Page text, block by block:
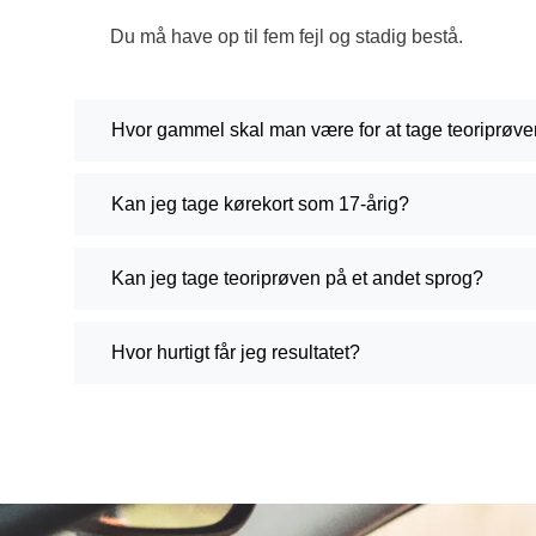
Du må have op til fem fejl og stadig bestå.
Hvor gammel skal man være for at tage
Kan jeg tage kørekort som 17-årig?
Kan jeg tage teoriprøven på et andet sprog?
Hvor hurtigt får jeg resultatet?